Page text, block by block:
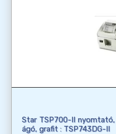
Star TSP700-II
ágó, grafit : TSP743DG-II